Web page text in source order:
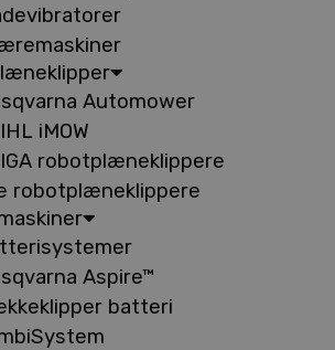
Automower
iMOW
robotplæneklippere
robotplæneklippere
Aspire™
batteri